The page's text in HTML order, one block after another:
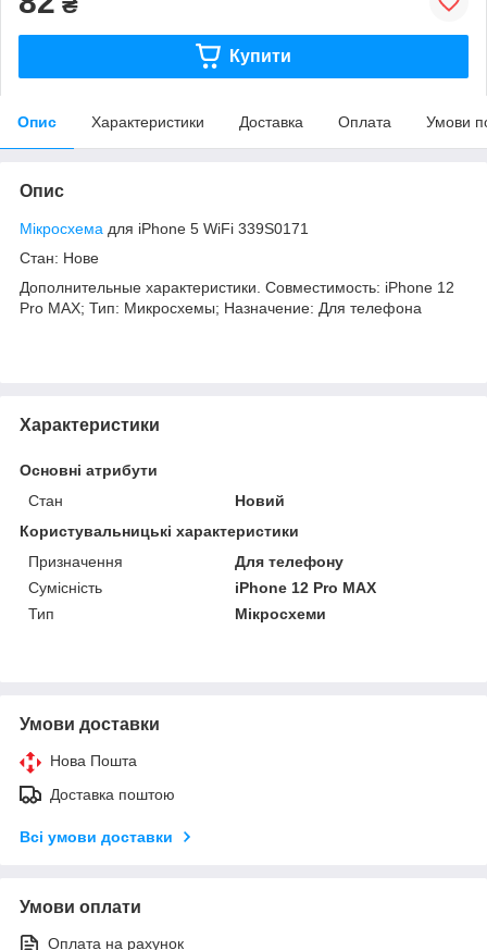
Купити
Опис Характеристики Доставка Оплата Умови
Опис
Мікросхема для iPhone 5 WiFi 339S0171
Стан: Нове
Дополнительные характеристики. Совместимость: iPhone 12
Pro MAX; Тип: Микросхемы; Назначение: Для телефона
Характеристики
Основні атрибути
Стан
Новий
Користувальницькі характеристики
Призначення
Для телефону
Сумісність
iPhone 12 Pro MAX
Тип
Мікросхеми
Умови доставки
Нова Пошта
Доставка поштою
Всі умови доставки
Умови оплати
Оплата на рахунок